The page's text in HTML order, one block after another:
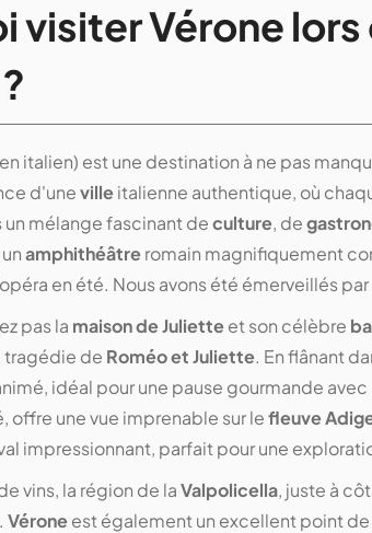
visiter Vérone
italien) est une destination à ne pas
d'unevilleitalienne authentique, où
mélange fascinant deculture, de
unamphithéâtreromain magnifiquement
en été. Nous avons été émerveillés
pas la maison de Julietteet son célèbre
tragédie de Roméo et Juliette. En flânant
idéal pour une pause gourmande
offre une vue imprenable sur lefleuve
impressionnant, parfait pour une
vins, la région de laValpolicella, juste à
Véroneest également un excellent point